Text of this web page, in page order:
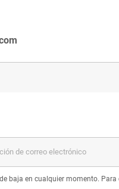
baja en cualquier momento.